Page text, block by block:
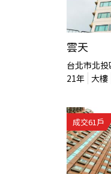
雲天
台北市北
21年 大樓
成交61戶